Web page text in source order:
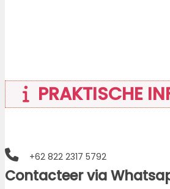
PRAKTISCHE
+62 822 2317 5792
Contacteer via